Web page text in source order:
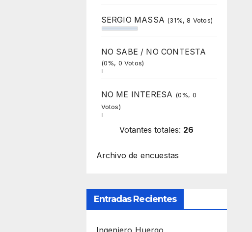
SERGIO MASSA (31%, 8 Votos)
NO SABE / NO CONTESTA
(0%, 0 Votos)
NO ME INTERESA (0%, 0
Votos)
Votantes totales: 26
Archivo de encuestas
Entradas Recientes